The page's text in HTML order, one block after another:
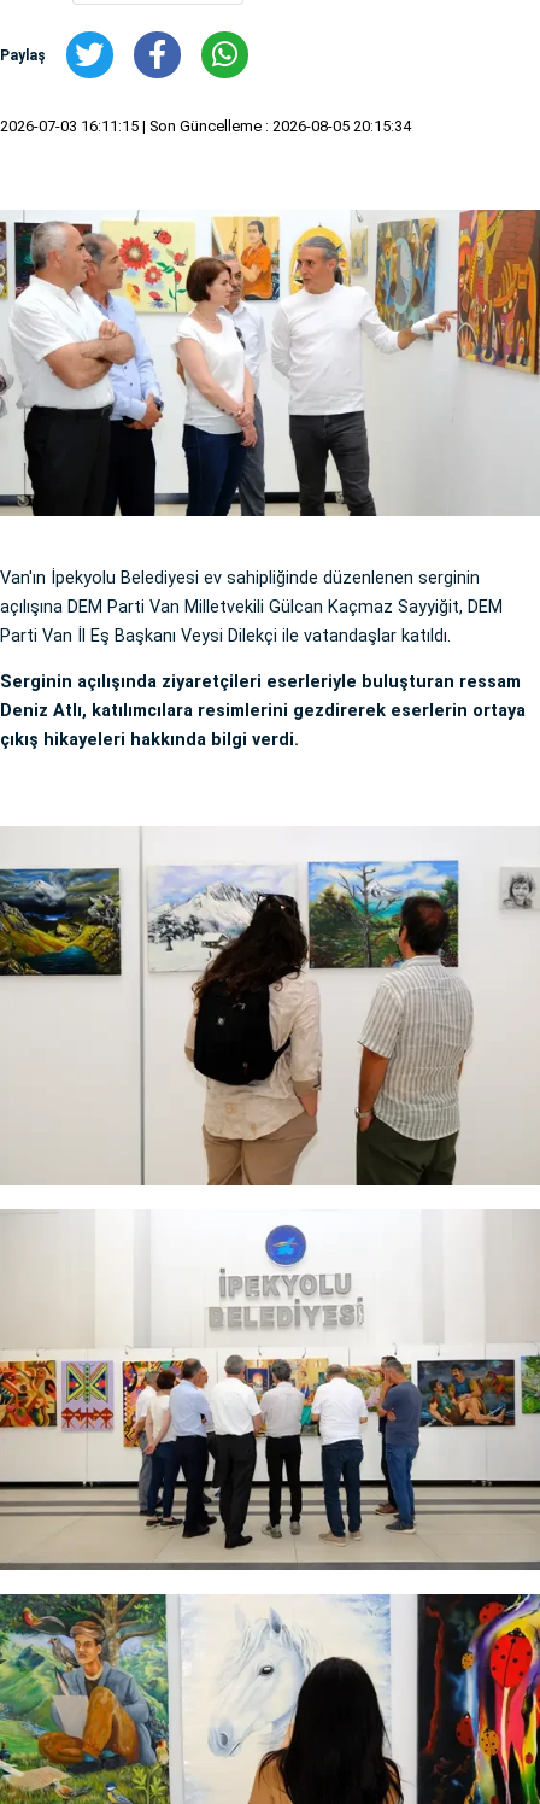
Paylaş
2026-07-03 16:11:15 | Son Güncelleme : 2026-08-05 20:15:34
Van'ın İpekyolu Belediyesi ev sahipliğinde düzenlenen serginin
açılışına DEM Parti Van Milletvekili Gülcan Kaçmaz Sayyiğit, DEM
Parti Van İl Eş Başkanı Veysi Dilekçi ile vatandaşlar katıldı.
Serginin açılışında ziyaretçileri eserleriyle buluşturan ressam
Deniz Atlı, katılımcılara resimlerini gezdirerek eserlerin ortaya
çıkış hikayeleri hakkında bilgi verdi.